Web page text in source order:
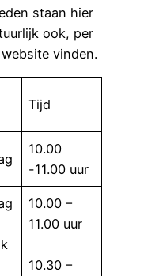
staan hier
ook, per
vinden.
Tijd
10.00
-11.00 uur
10.00 –
11.00 uur
10.30 –